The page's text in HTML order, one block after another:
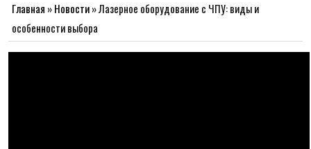
Главная »Новости»Лазерное оборудование с ЧПУ: виды и
особенности выбора